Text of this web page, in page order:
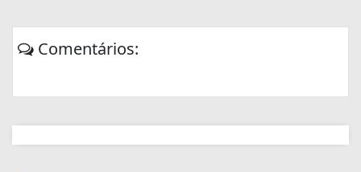
Comentários: